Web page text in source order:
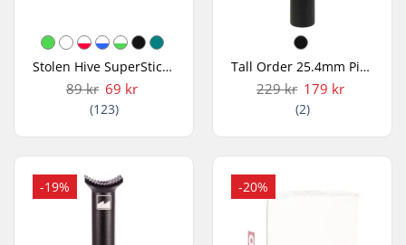
Stolen Hive SuperStick Flangless Håndtag
89 kr 69 kr
(123)
Tall Order 25.4mm Pivotal BMX Sadelpind
229 kr 179 kr
(2)
-19% -20%